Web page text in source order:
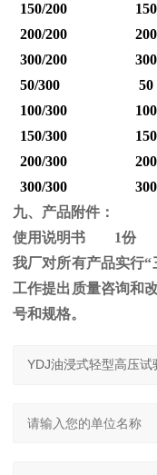
150/200
150
200/200
200
300/200
300
50/300
50
100/300
100
150/300
150
200/300
200
300/300
300
九、产品附件：
使用说明书 1份
我厂对所有产品实行
工作提出质量咨询和
号和规格。